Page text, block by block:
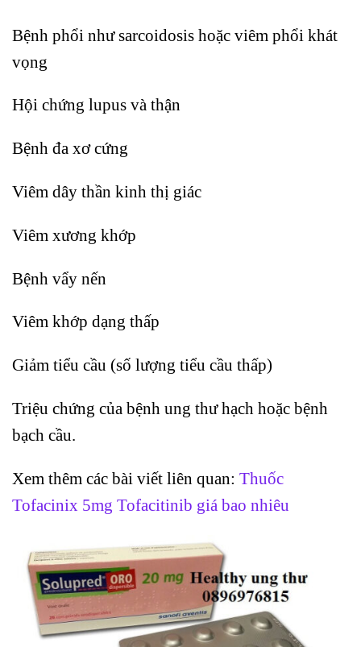
Bệnh phổi như sarcoidosis hoặc viêm phổi khát
vọng
Hội chứng lupus và thận
Bệnh đa xơ cứng
Viêm dây thần kinh thị giác
Viêm xương khớp
Bệnh vẩy nến
Viêm khớp dạng thấp
Giảm tiểu cầu (số lượng tiểu cầu thấp)
Triệu chứng của bệnh ung thư hạch hoặc bệnh
bạch cầu.
Xem thêm các bài viết liên quan: Thuốc
Tofacinix 5mg Tofacitinib giá bao nhiêu